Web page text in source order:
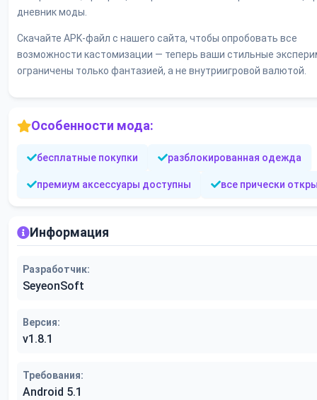
дневник моды.
Скачайте APK-файл с нашего сайта, чтобы опробовать все
возможности кастомизации — теперь ваши стильные
ограничены только фантазией, а не внутриигровой валютой.
Особенности мода:
бесплатные покупки разблокированная одежда
премиум аксессуары доступны все прически
Информация
Разработчик:
SeyeonSoft
Версия:
v1.8.1
Требования:
Android 5.1